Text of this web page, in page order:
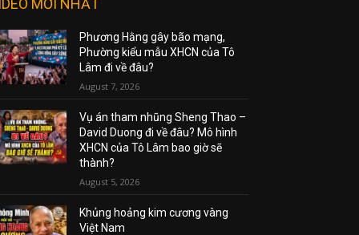
MỚI NHẤT
Phương Hằng gây bão mạng,
Phường kiểu mẫu XHCN của Tô
Lâm đi về đâu?
August 7, 2026
Vụ án tham nhũng Sheng Thao –
David Duong đi về đâu? Mô hình
XHCN của Tô Lâm bao giờ sẽ
thành?
August 5, 2026
Khủng hoảng kim cương vàng
Việt Nam